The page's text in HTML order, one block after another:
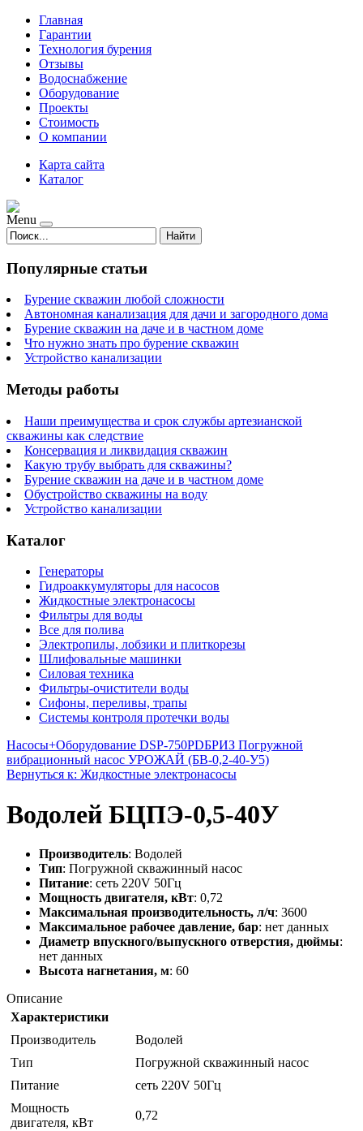
Главная
Гарантии
Технология бурения
Отзывы
Водоснабжение
Оборудование
Проекты
Стоимость
О компании
Карта сайта
Каталог
Menu
Найти
Популярные статьи
Бурение скважин любой сложности
Автономная канализация для дачи и загородного дома
Бурение скважин на даче и в частном доме
Что нужно знать про бурение скважин
Устройство канализации
Методы работы
Наши преимущества и срок службы артезианской
скважины как следствие
Консервация и ликвидация скважин
Какую трубу выбрать для скважины?
Бурение скважин на даче и в частном доме
Обустройство скважины на воду
Устройство канализации
Каталог
Генераторы
Гидроаккумуляторы для насосов
Жидкостные электронасосы
Фильтры для воды
Все для полива
Электропилы, лобзики и плиткорезы
Шлифовальные машинки
Силовая техника
Фильтры-очистители воды
Сифоны, переливы, трапы
Системы контроля протечки воды
Насосы+Оборудование DSP-750PDБРИЗ Погружной
вибрационный насос УРОЖАЙ (БВ-0,2-40-У5)
Вернуться к: Жидкостные электронасосы
Водолей БЦПЭ-0,5-40У
Производитель: Водолей
Тип: Погружной скважинный насос
Питание: сеть 220V 50Гц
Мощность двигателя, кВт: 0,72
Максимальная производительность, л/ч: 3600
Максимальное рабочее давление, бар: нет данных
Диаметр впускного/выпускного отверстия, дюймы:
нет данных
Высота нагнетания, м: 60
Описание
Характеристики
Производитель
Водолей
Тип
Погружной скважинный насос
Питание
сеть 220V 50Гц
Мощность
двигателя, кВт
0,72